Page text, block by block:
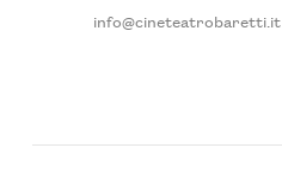
info@cineteatrobaretti.it